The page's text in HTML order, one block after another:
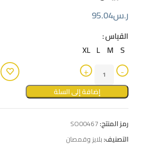
ر.س95.04
القياس
S
M
L
XL
إضافة إلى السلة
رمز المنتج:SO00467
التصنيف:بلايز وقمصان